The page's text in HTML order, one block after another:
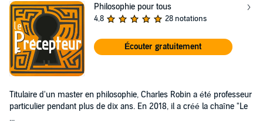
Philosophie pour tous
4,8 28 notations
Écouter gratuitement
Titulaire d'un master en philosophie, Charles Robin a été professeur
particulier pendant plus de dix ans. En 2018, il a créé la chaîne "Le
...